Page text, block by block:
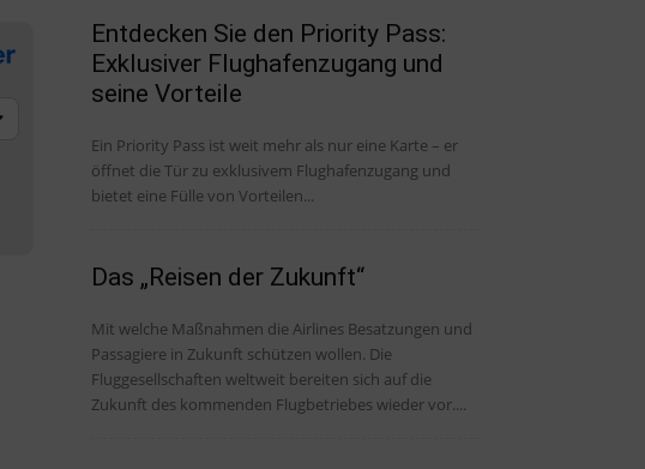
Entdecken Sie den Priority Pass:
Exklusiver Flughafenzugang und
seine Vorteile
Ein Priority Pass ist weit mehr als nur eine Karte – er
öffnet die Tür zu exklusivem Flughafenzugang und
bietet eine Fülle von Vorteilen...
Das „Reisen der Zukunft“
Mit welche Maßnahmen die Airlines Besatzungen und
Passagiere in Zukunft schützen wollen. Die
Fluggesellschaften weltweit bereiten sich auf die
Zukunft des kommenden Flugbetriebes wieder vor....